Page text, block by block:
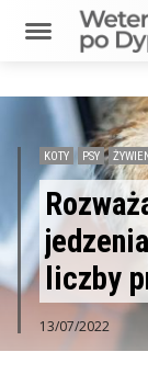
KOTY PSY
liczby
13/07/2022